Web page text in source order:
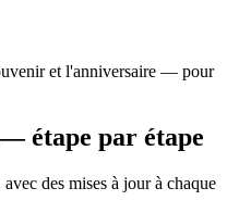
et l'anniversaire — pour
étape par étape
des mises à jour à chaque